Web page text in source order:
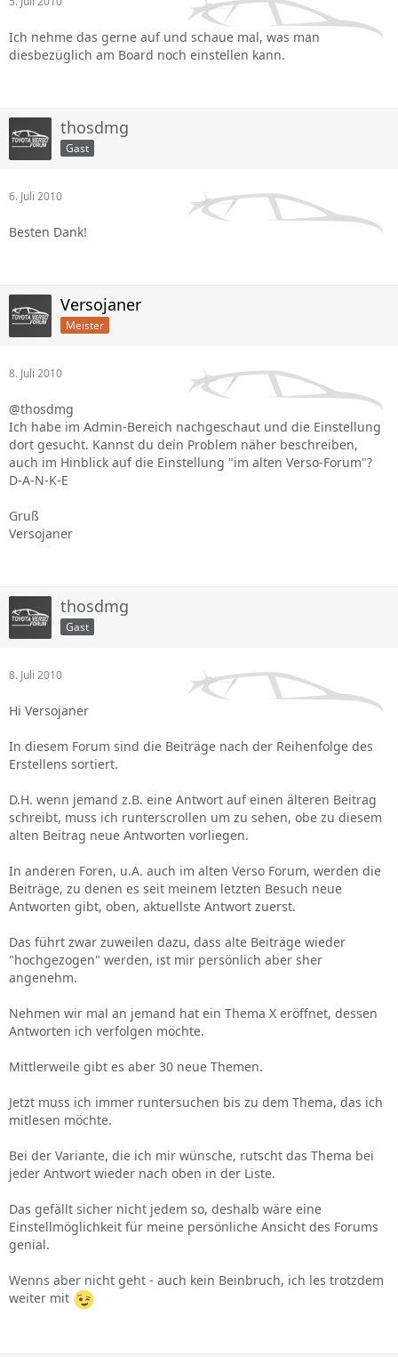
Ich nehme das gerne auf und schaue mal, was man
diesbezüglich am Board noch einstellen kann.
thosdmg
Gast
6. Juli 2010
Besten Dank!
Versojaner
Meister
8. Juli 2010
@thosdmg
Ich habe im Admin-Bereich nachgeschaut und die Einstellung
dort gesucht. Kannst du dein Problem näher beschreiben,
auch im Hinblick auf die Einstellung "im alten Verso-Forum"?
D-A-N-K-E
Gruß
Versojaner
thosdmg
Gast
8. Juli 2010
Hi Versojaner
In diesem Forum sind die Beiträge nach der Reihenfolge des
Erstellens sortiert.
D.H. wenn jemand z.B. eine Antwort auf einen älteren Beitrag
schreibt, muss ich runterscrollen um zu sehen, obe zu diesem
alten Beitrag neue Antworten vorliegen.
In anderen Foren, u.A. auch im alten Verso Forum, werden die
Beiträge, zu denen es seit meinem letzten Besuch neue
Antworten gibt, oben, aktuellste Antwort zuerst.
Das führt zwar zuweilen dazu, dass alte Beiträge wieder
"hochgezogen" werden, ist mir persönlich aber sher
angenehm.
Nehmen wir mal an jemand hat ein Thema X eröffnet, dessen
Antworten ich verfolgen möchte.
Mittlerweile gibt es aber 30 neue Themen.
Jetzt muss ich immer runtersuchen bis zu dem Thema, das ich
mitlesen möchte.
Bei der Variante, die ich mir wünsche, rutscht das Thema bei
jeder Antwort wieder nach oben in der Liste.
Das gefällt sicher nicht jedem so, deshalb wäre eine
Einstellmöglichkeit für meine persönliche Ansicht des Forums
genial.
Wenns aber nicht geht - auch kein Beinbruch, ich les trotzdem
weiter mit